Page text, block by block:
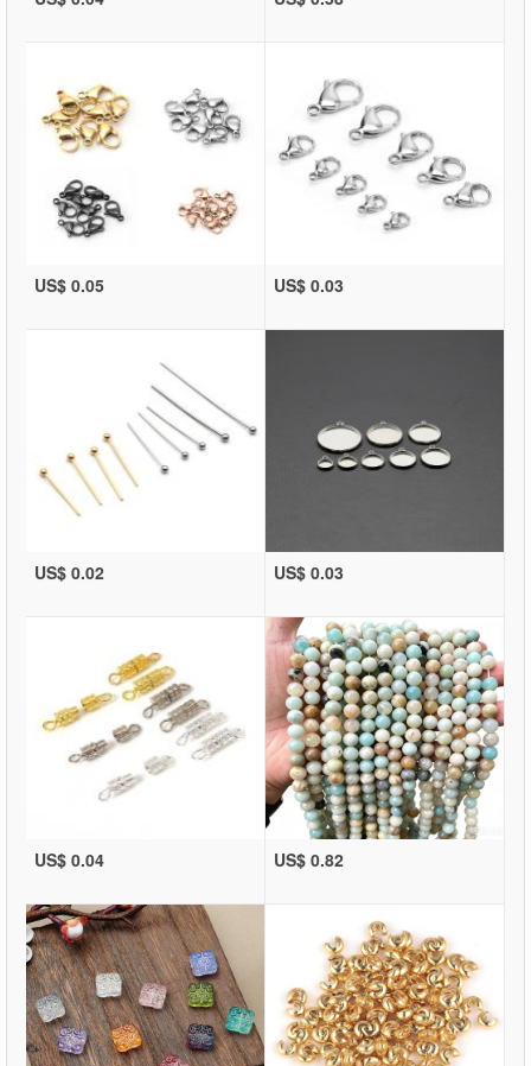
US$ 0.05 US$ 0.03
US$ 0.02 US$ 0.03
US$ 0.04 US$ 0.82